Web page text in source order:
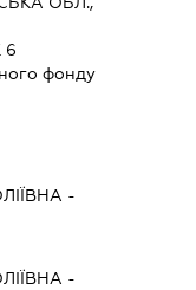
6
фонду
-
-